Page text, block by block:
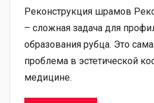
Реконструкция шрамов
– сложная задача для
образования рубца. Это
проблема в эстетической
медицине.